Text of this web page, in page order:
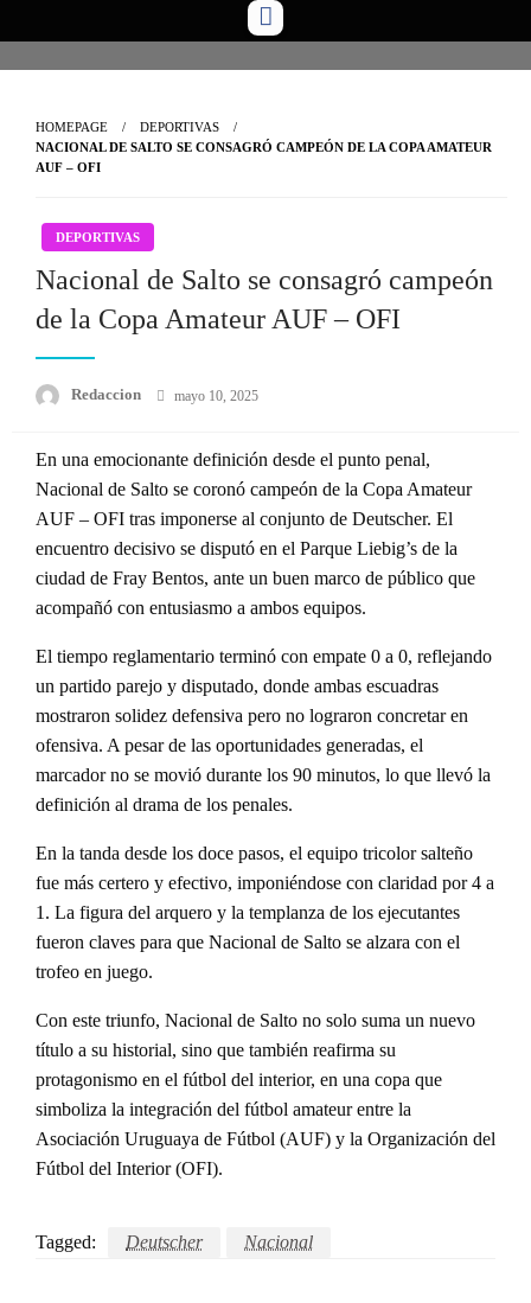
to
content
HOMEPAGE
DEPORTIVAS
NACIONAL DE SALTO SE CONSAGRÓ CAMPEÓN DE LA COPA AMATEUR
AUF – OFI
DEPORTIVAS
Nacional de Salto se consagró campeón
de la Copa Amateur AUF – OFI
Redaccion
Posted
mayo 10, 2025
En una emocionante definición desde el punto penal,
Nacional de Salto se coronó campeón de la Copa Amateur
AUF – OFI tras imponerse al conjunto de Deutscher. El
encuentro decisivo se disputó en el Parque Liebig’s de la
ciudad de Fray Bentos, ante un buen marco de público que
acompañó con entusiasmo a ambos equipos.
El tiempo reglamentario terminó con empate 0 a 0, reflejando
un partido parejo y disputado, donde ambas escuadras
mostraron solidez defensiva pero no lograron concretar en
ofensiva. A pesar de las oportunidades generadas, el
marcador no se movió durante los 90 minutos, lo que llevó la
definición al drama de los penales.
En la tanda desde los doce pasos, el equipo tricolor salteño
fue más certero y efectivo, imponiéndose con claridad por 4 a
1. La figura del arquero y la templanza de los ejecutantes
fueron claves para que Nacional de Salto se alzara con el
trofeo en juego.
Con este triunfo, Nacional de Salto no solo suma un nuevo
título a su historial, sino que también reafirma su
protagonismo en el fútbol del interior, en una copa que
simboliza la integración del fútbol amateur entre la
Asociación Uruguaya de Fútbol (AUF) y la Organización del
Fútbol del Interior (OFI).
Tagged: Deutscher Nacional